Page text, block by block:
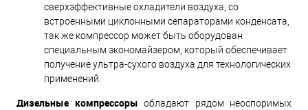
сверхэффективные охладители воздуха, со
встроенными циклонными сепараторами конденсата,
так же компрессор может быть оборудован
специальным экономайзером, который обеспечивает
получение ультра-сухого воздуха для технологических
применений.
Дизельные компрессоры обладают рядом неоспоримых